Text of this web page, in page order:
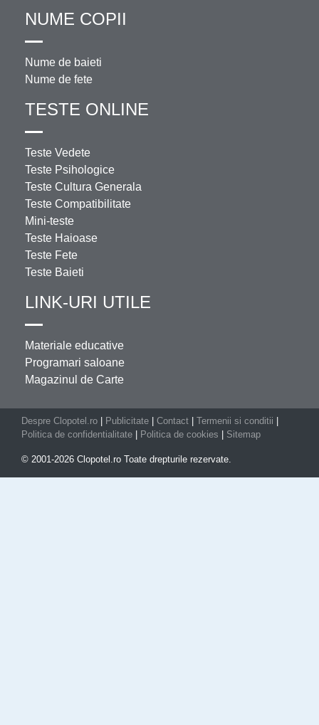
NUME COPII
Nume de baieti
Nume de fete
TESTE ONLINE
Teste Vedete
Teste Psihologice
Teste Cultura Generala
Teste Compatibilitate
Mini-teste
Teste Haioase
Teste Fete
Teste Baieti
LINK-URI UTILE
Materiale educative
Programari saloane
Magazinul de Carte
Despre Clopotel.ro Publicitate Contact Termenii si conditii
Politica de confidentialitate
Politica de cookies Sitemap
© 2001-2026 Clopotel.ro Toate drepturile rezervate.